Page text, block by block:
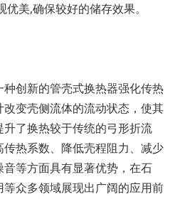
美,确保较好的储存效果。
创新的管壳式换热器强化传热
变壳侧流体的流动状态，使其
了换热较于传统的弓形折流
热系数、降低壳程阻力、减少
等方面具有显著优势，在石
众多领域展现出广阔的应用前